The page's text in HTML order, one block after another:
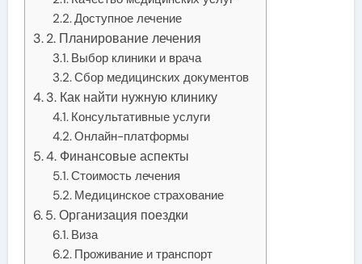
Доступное лечение
2. Планирование лечения
Выбор клиники и врача
Сбор медицинских документов
3. Как найти нужную клинику
Консультативные услуги
Онлайн-платформы
4. Финансовые аспекты
Стоимость лечения
Медицинское страхование
5. Организация поездки
Виза
Проживание и транспорт